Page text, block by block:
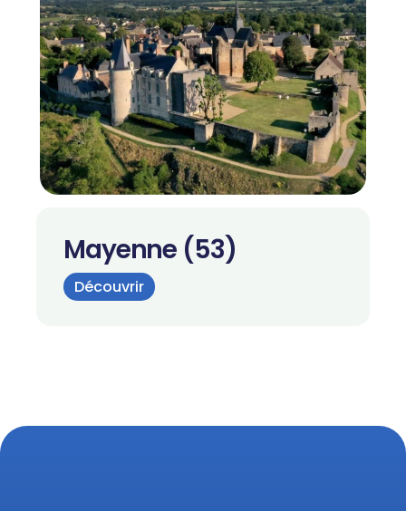
Mayenne (53)
Découvrir